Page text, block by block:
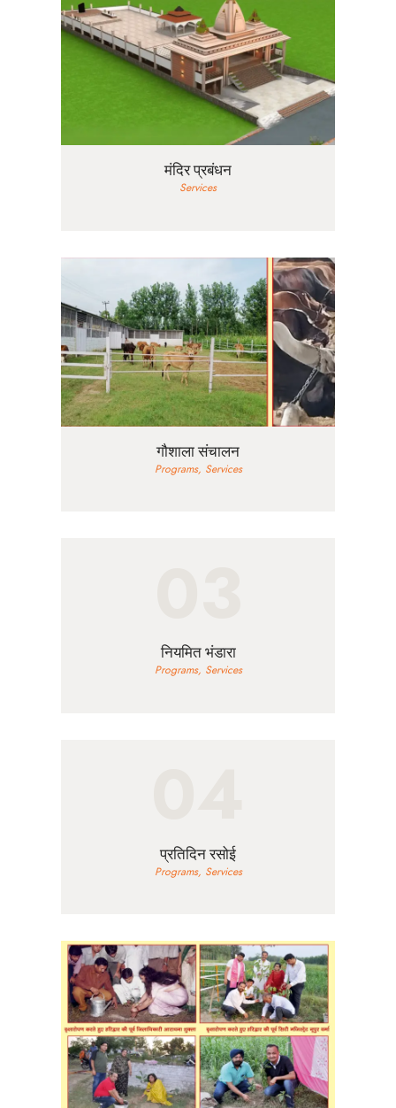
मंदिर प्रबंधन
Services
गौशाला संचालन
Programs, Services
नियमित भंडारा
Programs, Services
प्रतिदिन रसोई
Programs, Services